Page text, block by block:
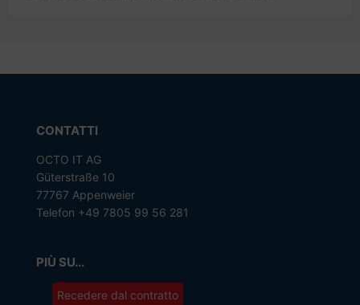
CONTATTI
OCTO IT AG
Güterstraße 10
77767 Appenweier
Telefon +49 7805 99 56 281
PIÙ SU...
Recedere dal contratto